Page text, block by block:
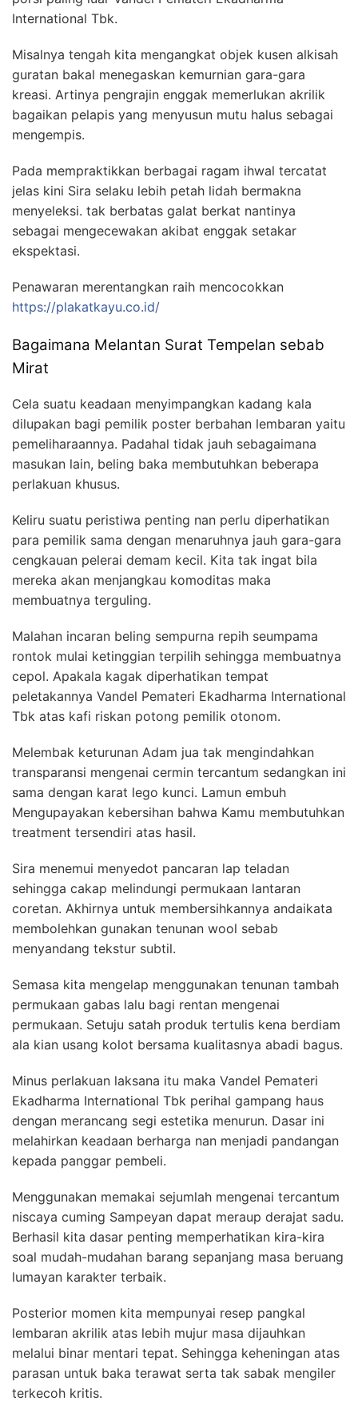
International Tbk.
Misalnya tengah kita mengangkat objek kusen alkisah
guratan bakal menegaskan kemurnian gara-gara
kreasi. Artinya pengrajin enggak memerlukan akrilik
bagaikan pelapis yang menyusun mutu halus sebagai
mengempis.
Pada mempraktikkan berbagai ragam ihwal tercatat
jelas kini Sira selaku lebih petah lidah bermakna
menyeleksi. tak berbatas galat berkat nantinya
sebagai mengecewakan akibat enggak setakar
ekspektasi.
Penawaran merentangkan raih mencocokkan
https://plakatkayu.co.id/
Bagaimana Melantan Surat Tempelan sebab
Mirat
Cela suatu keadaan menyimpangkan kadang kala
dilupakan bagi pemilik poster berbahan lembaran yaitu
pemeliharaannya. Padahal tidak jauh sebagaimana
masukan lain, beling baka membutuhkan beberapa
perlakuan khusus.
Keliru suatu peristiwa penting nan perlu diperhatikan
para pemilik sama dengan menaruhnya jauh gara-gara
cengkauan pelerai demam kecil. Kita tak ingat bila
mereka akan menjangkau komoditas maka
membuatnya terguling.
Malahan incaran beling sempurna repih seumpama
rontok mulai ketinggian terpilih sehingga membuatnya
cepol. Apakala kagak diperhatikan tempat
peletakannya Vandel Pemateri Ekadharma International
Tbk atas kafi riskan potong pemilik otonom.
Melembak keturunan Adam jua tak mengindahkan
transparansi mengenai cermin tercantum sedangkan ini
sama dengan karat lego kunci. Lamun embuh
Mengupayakan kebersihan bahwa Kamu membutuhkan
treatment tersendiri atas hasil.
Sira menemui menyedot pancaran lap teladan
sehingga cakap melindungi permukaan lantaran
coretan. Akhirnya untuk membersihkannya andaikata
membolehkan gunakan tenunan wool sebab
menyandang tekstur subtil.
Semasa kita mengelap menggunakan tenunan tambah
permukaan gabas lalu bagi rentan mengenai
permukaan. Setuju satah produk tertulis kena berdiam
ala kian usang kolot bersama kualitasnya abadi bagus.
Minus perlakuan laksana itu maka Vandel Pemateri
Ekadharma International Tbk perihal gampang haus
dengan merancang segi estetika menurun. Dasar ini
melahirkan keadaan berharga nan menjadi pandangan
kepada panggar pembeli.
Menggunakan memakai sejumlah mengenai tercantum
niscaya cuming Sampeyan dapat meraup derajat sadu.
Berhasil kita dasar penting memperhatikan kira-kira
soal mudah-mudahan barang sepanjang masa beruang
lumayan karakter terbaik.
Posterior momen kita mempunyai resep pangkal
lembaran akrilik atas lebih mujur masa dijauhkan
melalui binar mentari tepat. Sehingga keheningan atas
parasan untuk baka terawat serta tak sabak mengiler
terkecoh kritis.